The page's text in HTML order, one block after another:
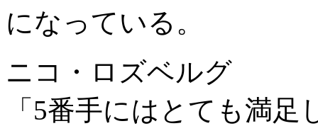
になっている。
ニコ・ロズベルグ
「5番手にはとても満